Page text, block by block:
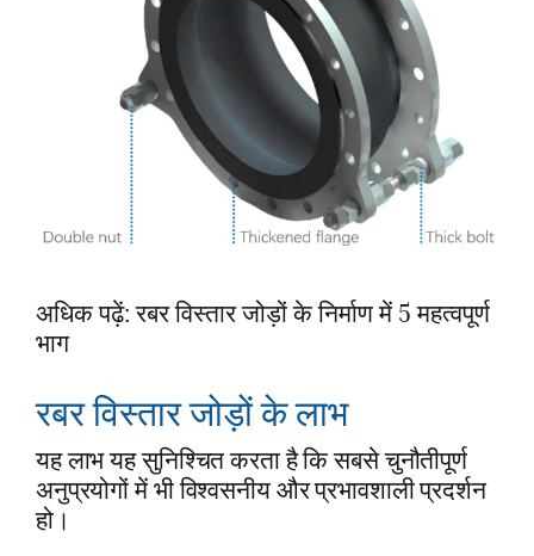
अधिक पढ़ें: रबर विस्तार जोड़ों के निर्माण में 5 महत्वपूर्ण
भाग
रबर विस्तार जोड़ों के लाभ
यह लाभ यह सुनिश्चित करता है कि सबसे चुनौतीपूर्ण
अनुप्रयोगों में भी विश्वसनीय और प्रभावशाली प्रदर्शन
हो।